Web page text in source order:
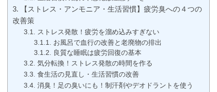
【ストレス・アンモニア・生活習慣】疲労臭への４つの
改善策
ストレス発散！疲労を溜め込みすぎない
お風呂で血行の改善と老廃物の排出
良質な睡眠は疲労回復の基本
気分転換！ストレス発散の時間を作る
食生活の見直し・生活習慣の改善
消臭！足の臭いにも！制汗剤やデオドラントを使う